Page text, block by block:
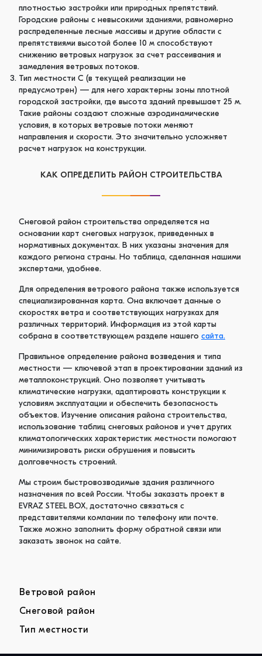
плотностью застройки или природных препятствий.
Городские районы с невысокими зданиями, равномерно
распределенные лесные массивы и другие области с
препятствиями высотой более 10 м способствуют
снижению ветровых нагрузок за счет рассеивания и
замедления ветровых потоков.
Тип местности C (в текущей реализации не
предусмотрен) — для него характерны зоны плотной
городской застройки, где высота зданий превышает 25 м.
Такие районы создают сложные аэродинамические
условия, в которых ветровые потоки меняют
направления и скорости. Это значительно усложняет
расчет нагрузок на конструкции.
КАК ОПРЕДЕЛИТЬ РАЙОН СТРОИТЕЛЬСТВА
Снеговой район строительства определяется на
основании карт снеговых нагрузок, приведенных в
нормативных документах. В них указаны значения для
каждого региона страны. Но таблица, сделанная нашими
экспертами, удобнее.
Для определения ветрового района также используется
специализированная карта. Она включает данные о
скоростях ветра и соответствующих нагрузках для
различных территорий. Информация из этой карты
собрана в соответствующем разделе нашего сайта.
Правильное определение района возведения и типа
местности — ключевой этап в проектировании зданий из
металлоконструкций. Оно позволяет учитывать
климатические нагрузки, адаптировать конструкции к
условиям эксплуатации и обеспечить безопасность
объектов. Изучение описания района строительства,
использование таблиц снеговых районов и учет других
климатологических характеристик местности помогают
минимизировать риски обрушения и повысить
долговечность строений.
Мы строим быстровозводимые здания различного
назначения по всей России. Чтобы заказать проект в
EVRAZ STEEL BOX, достаточно связаться с
представителями компании по телефону или почте.
Также можно заполнить форму обратной связи или
заказать звонок на сайте.
Ветровой район
Снеговой район
Тип местности